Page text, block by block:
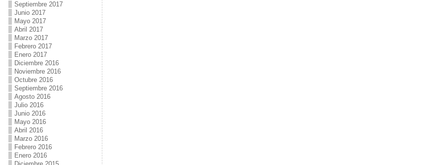
Septiembre 2017
Junio 2017
Mayo 2017
Abril 2017
Marzo 2017
Febrero 2017
Enero 2017
Diciembre 2016
Noviembre 2016
Octubre 2016
Septiembre 2016
Agosto 2016
Julio 2016
Junio 2016
Mayo 2016
Abril 2016
Marzo 2016
Febrero 2016
Enero 2016